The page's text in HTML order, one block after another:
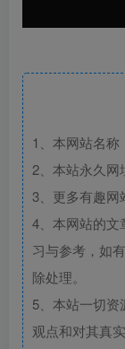
1、本网站名称
2、本站永久网
3、更多有趣网
4、本网站的文
习与参考，如
除处理。
5、本站一切
观点和对其真实